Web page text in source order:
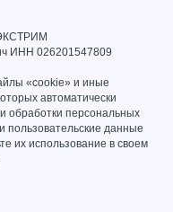
ИНН 026201547809
«cookie» и иные
автоматически
обработки персональных
пользовательские данные
их использование в своем